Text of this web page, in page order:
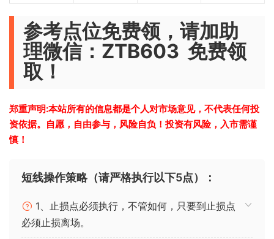
参考点位免费领，请加助
理微信：ZTB603 免费领
取！
郑重声明:本站所有的信息都是个人对市场意见，不代表任何投
资依据。自愿，自由参与，风险自负！投资有风险，入市需谨
慎！
短线操作策略（请严格执行以下5点）：
1、止损点必须执行，不管如何，只要到止损点
必须止损离场。